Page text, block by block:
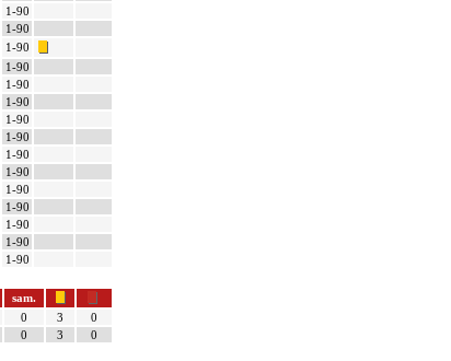
1-90
1-90
1-90
1-90
1-90
1-90
1-90
1-90
1-90
1-90
1-90
1-90
1-90
1-90
1-90
sam.
0 3
0
0 3 0